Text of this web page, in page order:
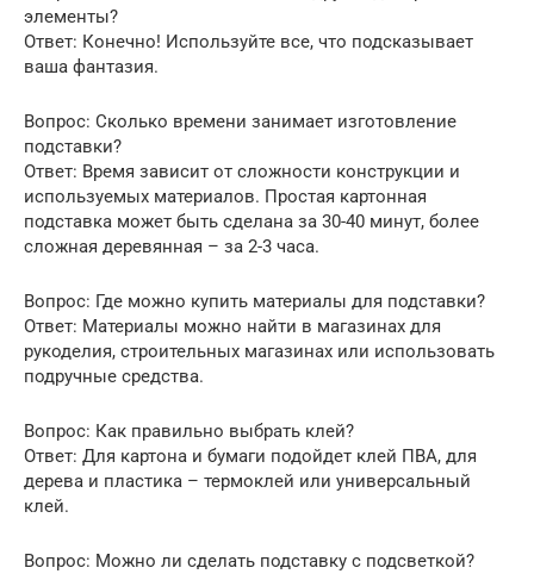
элементы?
Ответ: Конечно! Используйте все, что подсказывает
ваша фантазия.
Вопрос: Сколько времени занимает изготовление
подставки?
Ответ: Время зависит от сложности конструкции и
используемых материалов. Простая картонная
подставка может быть сделана за 30-40 минут, более
сложная деревянная – за 2-3 часа.
Вопрос: Где можно купить материалы для подставки?
Ответ: Материалы можно найти в магазинах для
рукоделия, строительных магазинах или использовать
подручные средства.
Вопрос: Как правильно выбрать клей?
Ответ: Для картона и бумаги подойдет клей ПВА, для
дерева и пластика – термоклей или универсальный
клей.
Вопрос: Можно ли сделать подставку с подсветкой?